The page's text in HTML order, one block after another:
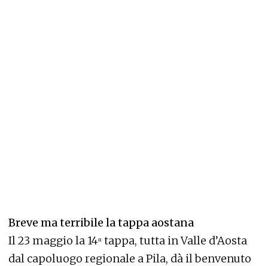
Breve ma terribile la tappa aostana
Il 23 maggio la 14ᵅ tappa, tutta in Valle d’Aosta
dal capoluogo regionale a Pila, dà il benvenuto